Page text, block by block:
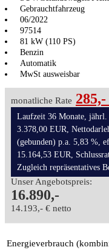
Gebrauchtfahrzeug
06/2022
97514
81 kW (110 PS)
Benzin
Automatik
MwSt ausweisbar
monatliche Rate 285,-
Laufzeit 36 Monate,
3.378,00 EUR,
(gebunden) p.a. 5,83 %,
15.164,53 EUR,
Zugleich repräsentatives
Unser Angebotspreis:
16.890,-
14.193,- € netto
Energieverbrauch